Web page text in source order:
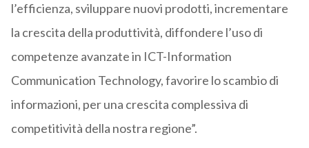
l’efficienza, sviluppare nuovi prodotti, incrementare
la crescita della produttività, diffondere l’uso di
competenze avanzate in ICT-Information
Communication Technology, favorire lo scambio di
informazioni, per una crescita complessiva di
competitività della nostra regione”.